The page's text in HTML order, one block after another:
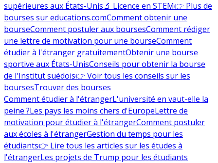
supérieures aux États-Unis🔬 Licence en STEM👉 Plus de
bourses sur educations.comComment obtenir une
bourseComment postuler aux boursesComment rédiger
une lettre de motivation pour une bourseComment
étudier à l'étranger gratuitementObtenir une bourse
sportive aux États-UnisConseils pour obtenir la bourse
de l'Institut suédois👉 Voir tous les conseils sur les
boursesTrouver des bourses
Comment étudier à l'étrangerL'université en vaut-elle la
peine ?Les pays les moins chers d'EuropeLettre de
motivation pour étudier à l'étrangerComment postuler
aux écoles à l'étrangerGestion du temps pour les
étudiants👉 Lire tous les articles sur les études à
l'étrangerLes projets de Trump pour les étudiants